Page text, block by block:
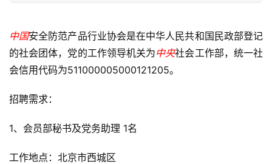
中国安全防范产品行业协会是在中华人民共和国民政部登记
的社会团体，党的工作领导机关为中央社会工作部，统一社
会信用代码为511000005000121205。
招聘需求：
1、会员部秘书及党务助理 1名
工作地点：北京市西城区